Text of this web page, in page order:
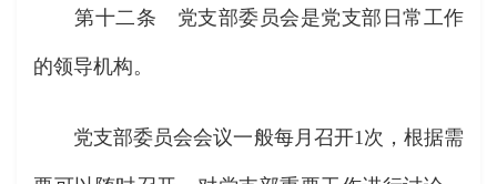
第十二条 党支部委员会是党支部日常工作
的领导机构。
党支部委员会会议一般每月召开1次，根据需